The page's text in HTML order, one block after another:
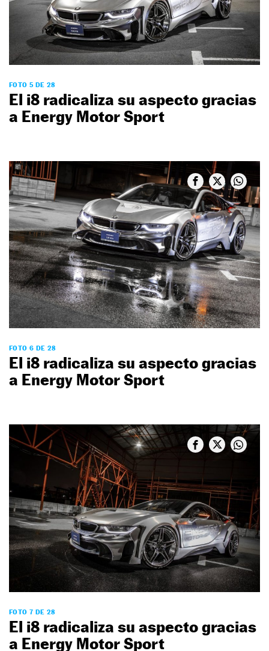
FOTO 5 DE 28
El i8 radicaliza su aspecto gracias
a Energy Motor Sport
FOTO 6 DE 28
El i8 radicaliza su aspecto gracias
a Energy Motor Sport
FOTO 7 DE 28
El i8 radicaliza su aspecto gracias
a Energy Motor Sport